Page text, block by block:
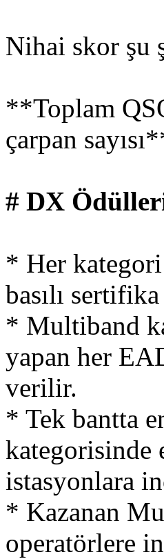
Nihai skor şu
**Toplam
çarpan
# DX
* Her
basılı
* Multiband
yapan her
verilir.
* Tek bantta
kategorisinde
istasyonlara
* Kazanan
operatörlere